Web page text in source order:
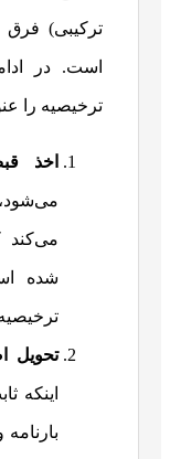
ترکیبی) فرق
است. در
ترخیصیه را
اخذ
می‌شود،
می‌کند
شده
تحویل
اینکه